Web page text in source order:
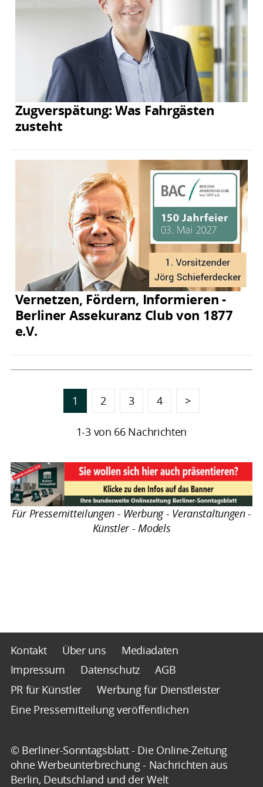
Zugverspätung: Was Fahrgästen
zusteht
Vernetzen, Fördern, Informieren -
Berliner Assekuranz Club von 1877
e.V.
1 2 3 4 >
1-3 von 66 Nachrichten
Für Pressemitteilungen - Werbung - Veranstaltungen -
Künstler - Models
Kontakt Über uns
Mediadaten
Impressum
Datenschutz
AGB
PR für Künstler
Werbung für Dienstleister
Eine Pressemitteilung veröffentlichen
© Berliner-Sonntagsblatt - Die Online-Zeitung
ohne Werbeunterbrechung - Nachrichten aus
Berlin, Deutschland und der Welt